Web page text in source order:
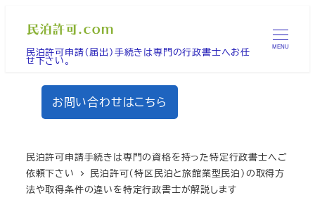
民泊許可申請（届出）手続きは専門の行政書士へお任
せ下さい。
MENU
お問い合わせはこちら
民泊許可申請手続きは専門の資格を持った特定行政書士へご
依頼下さい
民泊許可（特区民泊と旅館業型民泊）の取得方
法や取得条件の違いを特定行政書士が解説します